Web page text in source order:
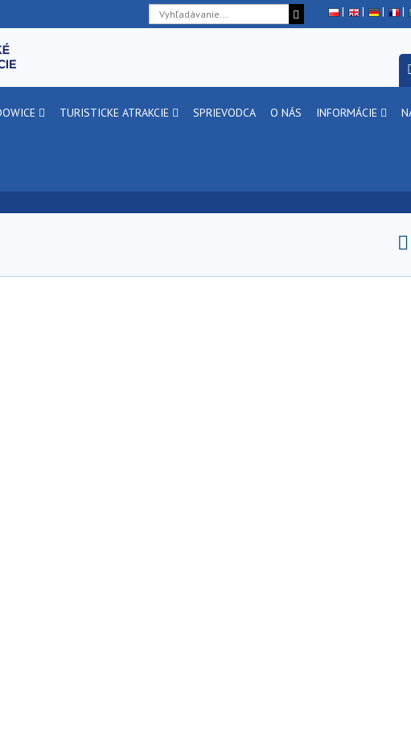
dostępności
do
do
do
TURISTICKE ATRAKCIE SPRIEVODCA O NÁS INFORMÁCIE